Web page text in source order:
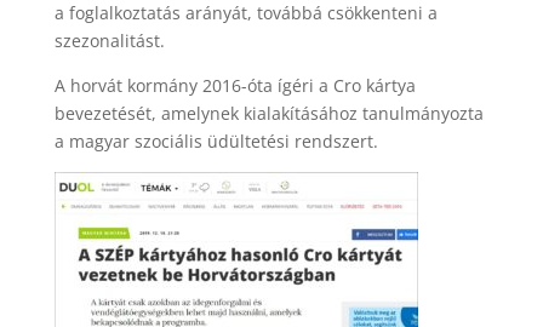
a foglalkoztatás arányát, továbbá csökkenteni a
szezonalitást.
A horvát kormány 2016-óta ígéri a Cro kártya
bevezetését, amelynek kialakításához tanulmányozta
a magyar szociális üdültetési rendszert.